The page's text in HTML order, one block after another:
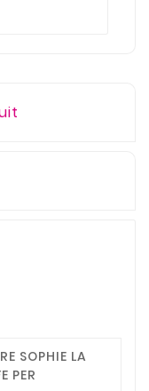
SOPHIE LA
PER